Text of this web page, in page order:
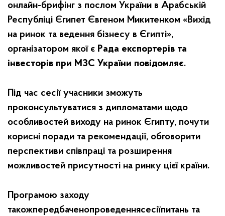
онлайн-брифінг з послом України в Арабській
Республіці Єгипет Євгеном Микитенком «Вихід
на ринок та ведення бізнесу в Єгипті»,
організатором якої є Рада експортерів та
інвесторів при МЗС України повідомляє.
Під час сесії учасники зможуть
проконсультуватися з дипломатами щодо
особливостей виходу на ринок Єгипту, почути
корисні поради та рекомендації, обговорити
перспективи співпраці та розширення
можливостей присутності на ринку цієї країни.
Програмою заходу
такожпередбаченопроведеннясесіїпитань та